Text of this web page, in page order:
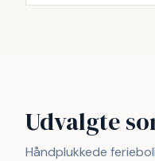
Udvalgte
Håndplukkede